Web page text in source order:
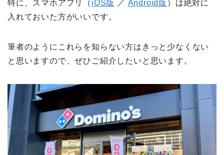
特に、スマホアプリ（ iOS版 ／ Android版 ）は絶対に
入れておいた方がいいです。
筆者のようにこれらを知らない方はきっと少なくない
と思いますので、ぜひご紹介したいと思います。